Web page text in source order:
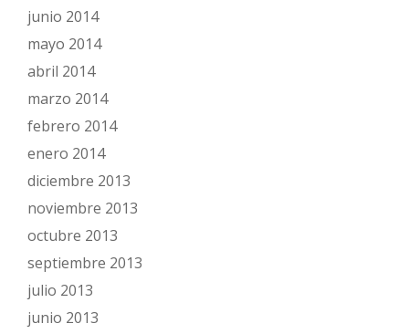
junio 2014
mayo 2014
abril 2014
marzo 2014
febrero 2014
enero 2014
diciembre 2013
noviembre 2013
octubre 2013
septiembre 2013
julio 2013
junio 2013